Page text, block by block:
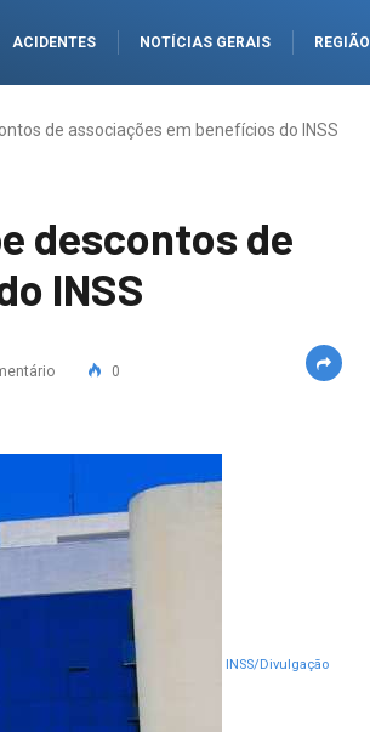
ACIDENTES NOTÍCIAS GERAIS REGIÃO
de associações em benefícios do INSS
descontos de
INSS
0
INSS/Divulgação